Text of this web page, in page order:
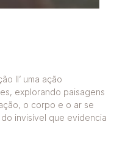
II’ uma ação
explorando paisagens
o corpo e o ar se
invisível que evidencia